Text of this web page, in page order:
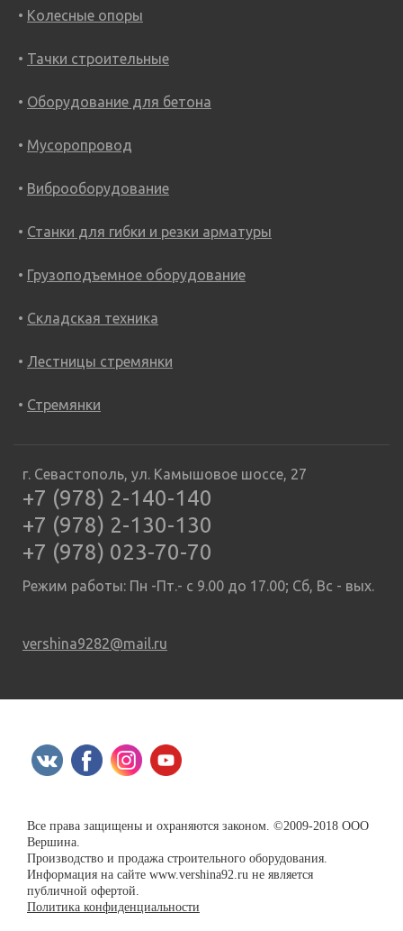
Колесные опоры
Тачки строительные
Оборудование для бетона
Мусоропровод
Виброоборудование
Станки для гибки и резки арматуры
Грузоподъемное оборудование
Складская техника
Лестницы стремянки
Стремянки
г. Севастополь, ул. Камышовое шоссе, 27
+7 (978) 2-140-140
+7 (978) 2-130-130
+7 (978) 023-70-70
Режим работы: Пн -Пт.- с 9.00 до 17.00; Сб, Вс - вых.
vershina9282@mail.ru
Все права защищены и охраняются законом. ©2009-2018 ООО
Вершина.
Производство и продажа строительного оборудования.
Информация на сайте www.vershina92.ru не является
публичной офертой.
Политика конфиденциальности